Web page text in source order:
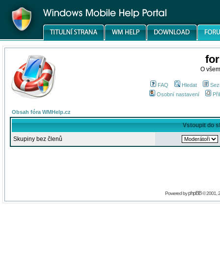
O
FAQ Hledat
Osobní nastavení
Obsah fóra WMHelp.cz
Vstoupit do
Skupiny bez členů
Powered byphpBB© 2001,